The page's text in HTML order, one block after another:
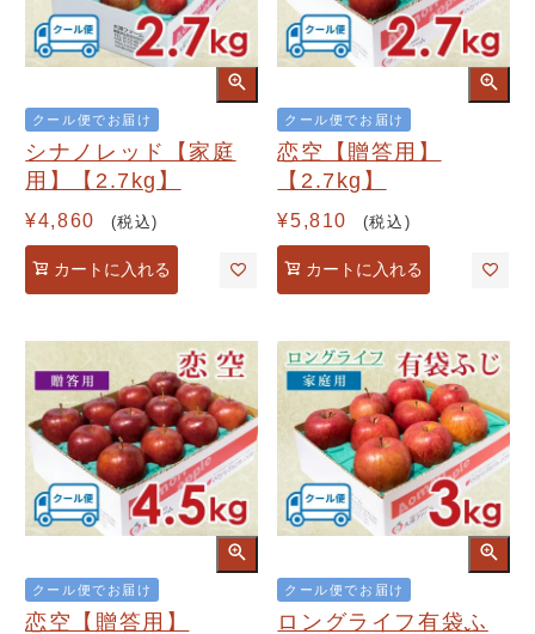
クール便でお届け
シナノレッド【家庭
用】【2.7kg】
¥4,860 税込
カートに入れる
クール便でお届け
恋空【贈答用】
【2.7kg】
¥5,810 税込
カートに入れる
クール便でお届け
恋空【贈答用】
クール便でお届け
ロングライフ有袋ふ